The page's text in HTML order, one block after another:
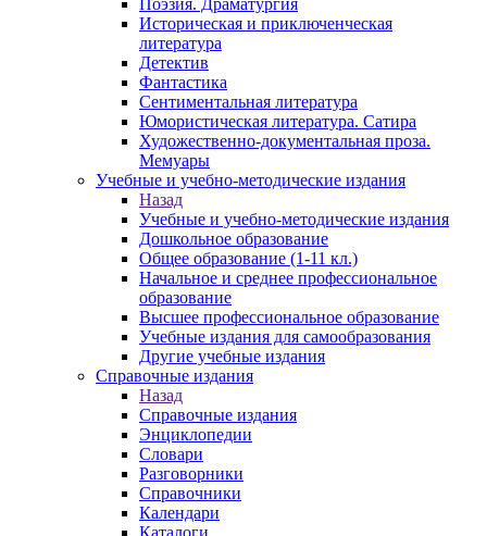
Поэзия. Драматургия
Историческая и приключенческая
литература
Детектив
Фантастика
Сентиментальная литература
Юмористическая литература. Сатира
Художественно-документальная проза.
Мемуары
Учебные и учебно-методические издания
Назад
Учебные и учебно-методические издания
Дошкольное образование
Общее образование (1-11 кл.)
Начальное и среднее профессиональное
образование
Высшее профессиональное образование
Учебные издания для самообразования
Другие учебные издания
Справочные издания
Назад
Справочные издания
Энциклопедии
Словари
Разговорники
Справочники
Календари
Каталоги